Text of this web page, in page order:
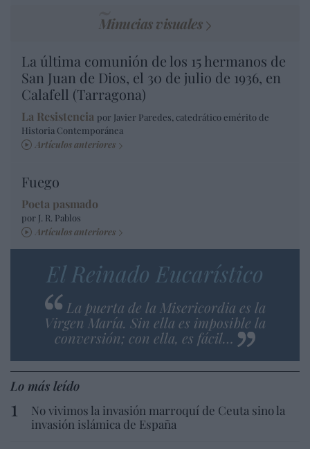
Minucias visuales
La última comunión de los 15 hermanos de
San Juan de Dios, el 30 de julio de 1936, en
Calafell (Tarragona)
La Resistencia por Javier Paredes, catedrático emérito de
Historia Contemporánea
Artículos anteriores
Fuego
Poeta pasmado
por J. R. Pablos
Artículos anteriores
El Reinado Eucarístico
La puerta de la Misericordia es la
Virgen María. Sin ella es imposible la
conversión; con ella, es fácil…
Lo más leído
No vivimos la invasión marroquí de Ceuta sino la
invasión islámica de España